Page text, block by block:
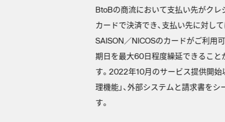
BtoBの商流において支払い先がクレ
カードで決済でき、支払い先に対し
SAISON／NICOSのカードがご利用
期日を最大60日程度繰延できること
す。2022年10月のサービス提供開始
理機能」、外部システムと請求書を
す。